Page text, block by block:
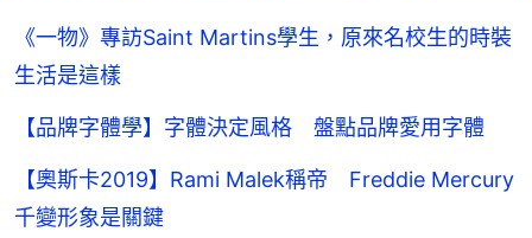
《一物》專訪Saint Martins學生，原來名校生的時裝
生活是這樣
【品牌字體學】字體決定風格 盤點品牌愛用字體
【奧斯卡2019】Rami Malek稱帝 Freddie Mercury
千變形象是關鍵